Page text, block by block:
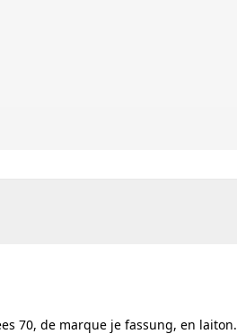
70, de marque je fassung, en laiton.